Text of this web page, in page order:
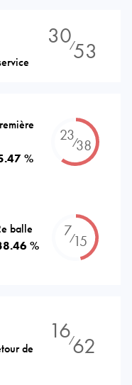
30⁄53
%
23⁄38
balle
%
7⁄15
de
16⁄62